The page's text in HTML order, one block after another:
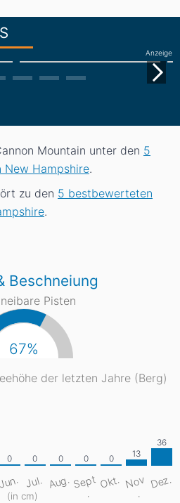
Anzeige
Mountain unter den 5
New Hampshire.
zu den 5 bestbewerteten
.
Beschneiung
Pisten
67%
der letzten Jahre (Berg)
Jun. Jul. Aug. S
e
pt
.
Okt. N
o
v
.
Dez.
(in cm)